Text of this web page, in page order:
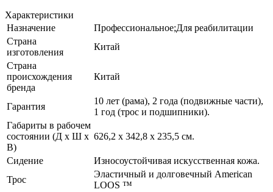
Характеристики
Назначение
Профессиональное;Для реабилитации
Страна
изготовления
Китай
Страна
происхождения
бренда
Китай
Гарантия
10 лет (рама), 2 года (подвижные части),
1 год (трос и подшипники).
Габариты в рабочем
состоянии (Д х Ш х
В)
626,2 x 342,8 x 235,5 см.
Сидение
Износоустойчивая искусственная кожа.
Трос
Эластичный и долговечный American
LOOS ™